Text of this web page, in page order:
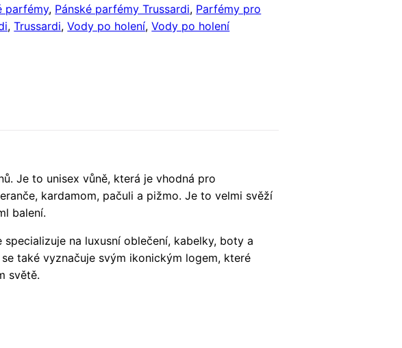
parfémy, Pánské parfémy Trussardi, Parfémy pro
,Trussardi,Vody po holení,Vody po holení
Je to unisex vůně, která je vhodná pro
kardamom, pačuli a pižmo. Je to velmi svěží
balení.
na luxusní oblečení, kabelky, boty a
také vyznačuje svým ikonickým logem, které
světě.